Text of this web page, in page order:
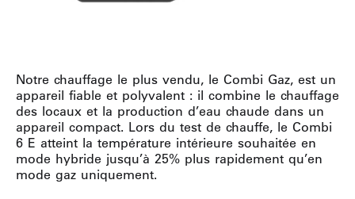
Notre chauffage le plus vendu, le Combi Gaz, est un
appareil fiable et polyvalent : il combine le chauffage
des locaux et la production d’eau chaude dans un
appareil compact. Lors du test de chauffe, le Combi
6 E atteint la température intérieure souhaitée en
mode hybride jusqu’à 25% plus rapidement qu’en
mode gaz uniquement.